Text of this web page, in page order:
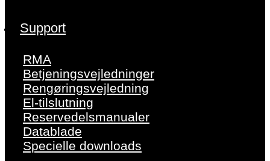
Support
RMA
Betjeningsvejledninger
Rengøringsvejledning
El-tilslutning
Reservedelsmanualer
Datablade
Specielle downloads